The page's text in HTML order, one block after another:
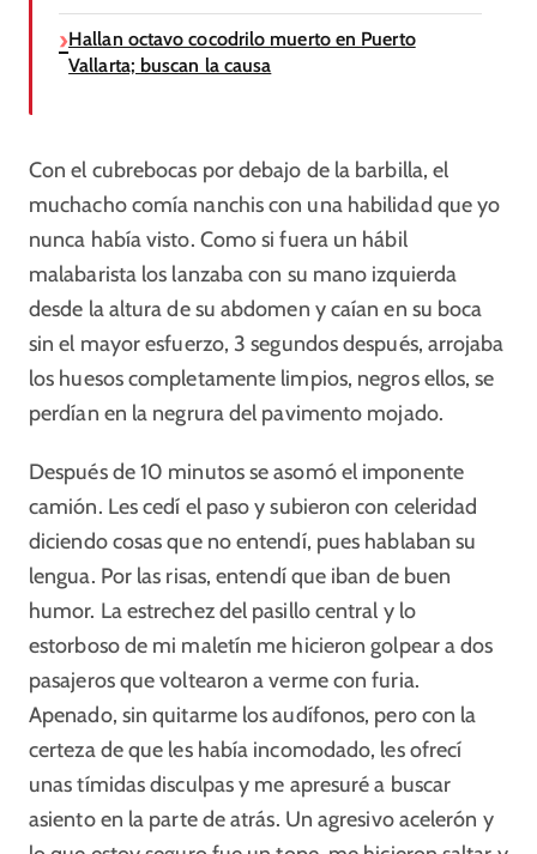
Hallan octavo cocodrilo muerto en Puerto
Vallarta; buscan la causa
Con el cubrebocas por debajo de la barbilla, el
muchacho comía nanchis con una habilidad que yo
nunca había visto. Como si fuera un hábil
malabarista los lanzaba con su mano izquierda
desde la altura de su abdomen y caían en su boca
sin el mayor esfuerzo, 3 segundos después, arrojaba
los huesos completamente limpios, negros ellos, se
perdían en la negrura del pavimento mojado.
Después de 10 minutos se asomó el imponente
camión. Les cedí el paso y subieron con celeridad
diciendo cosas que no entendí, pues hablaban su
lengua. Por las risas, entendí que iban de buen
humor. La estrechez del pasillo central y lo
estorboso de mi maletín me hicieron golpear a dos
pasajeros que voltearon a verme con furia.
Apenado, sin quitarme los audífonos, pero con la
certeza de que les había incomodado, les ofrecí
unas tímidas disculpas y me apresuré a buscar
asiento en la parte de atrás. Un agresivo acelerón y